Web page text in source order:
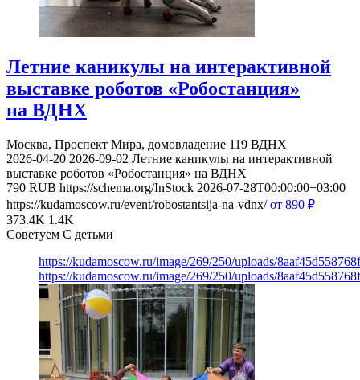
Летние каникулы на интерактивной
выставке роботов «Робостанция»
на ВДНХ
Москва, Проспект Мира, домовладение 119 ВДНХ
2026-04-20 2026-09-02 Летние каникулы на интерактивной
выставке роботов «Робостанция» на ВДНХ
790 RUB https://schema.org/InStock 2026-07-28T00:00:00+03:00
https://kudamoscow.ru/event/robostantsija-na-vdnx/ от 890 ₽
373.4K 1.4K
Советуем С детьми
https://kudamoscow.ru/image/269/250/uploads/
https://kudamoscow.ru/image/269/250/uploads/